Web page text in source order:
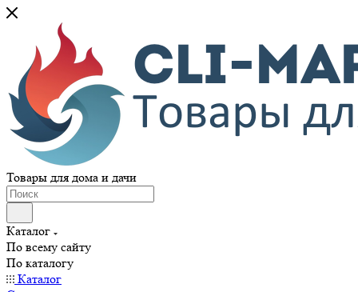
Товары для дома и дачи
Каталог
По всему сайту
По каталогу
Каталог